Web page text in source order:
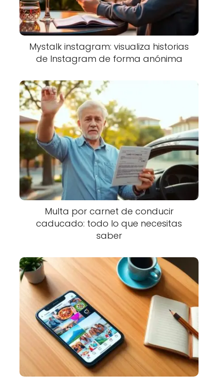
Mystalk instagram: visualiza historias
de Instagram de forma anónima
Multa por carnet de conducir
caducado: todo lo que necesitas
saber